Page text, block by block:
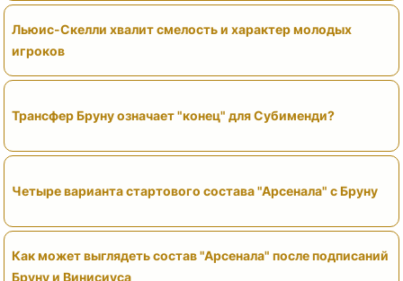
Льюис-Скелли хвалит смелость и характер молодых
игроков
Трансфер Бруну означает "конец" для Субименди?
Четыре варианта стартового состава "Арсенала" с Бруну
Как может выглядеть состав "Арсенала" после подписаний
Бруну и Винисиуса